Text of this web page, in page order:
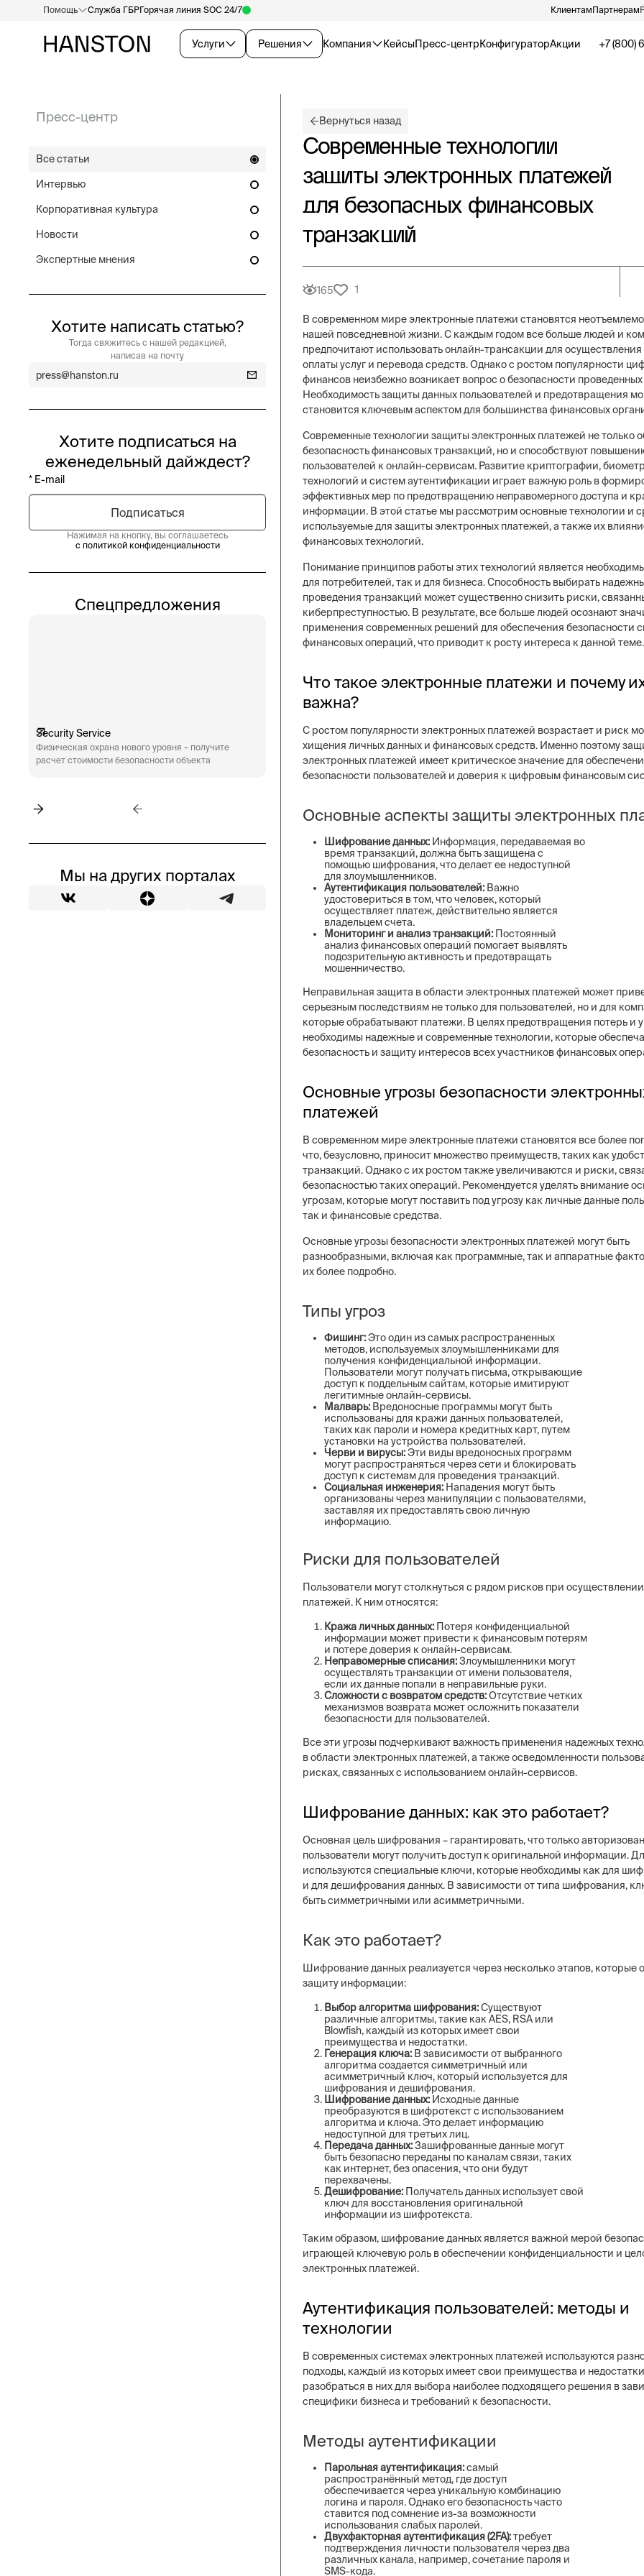
Услуги Решения Компания КейсыПресс-центрКонфигураторАкции
Помощь Служба ГБРГорячая линия SOC 24/7 КлиентамПартнерам
+7 (800)
Пресс-центр
Все статьи
Интервью
Корпоративная культура
Новости
Экспертные мнения
Хотите написать статью?
Тогда свяжитесь с нашей редакцией,
написав на почту
press@hanston.ru
Хотите подписаться на
еженедельный дайждест?
Нажимая на кнопку, вы соглашаетесь
с политикой конфиденциальности
Спецпредложения
Security Service
Физическая охрана нового уровня – получите
расчет стоимости безопасности объекта
Engineering
Технические системы безопасности бизнеса –
аудит систем, видеонаблюдение, СКУД,
пожарная сигнализация
Постовая охрана
Физическая охрана объектов
типов постов, 3 категории
конфигуратор расчета
Мы на других порталах
Вернуться назад
Современные технологии
защиты электронных платежей
для безопасных финансовых
транзакций
165 1
В современном мире электронные платежи становятся
нашей повседневной жизни. С каждым годом все больше людей и
предпочитают использовать онлайн-трансакции для осуществления
оплаты услуг и перевода средств. Однако с ростом популярности
финансов неизбежно возникает вопрос о безопасности
Необходимость защиты данных пользователей и предотвращения
становится ключевым аспектом для большинства финансовых
Современные технологии защиты электронных платежей не только
безопасность финансовых транзакций, но и способствуют
пользователей к онлайн-сервисам. Развитие криптографии,
технологий и систем аутентификации играет важную роль в
эффективных мер по предотвращению неправомерного доступа и
информации. В этой статье мы рассмотрим основные технологии и
используемые для защиты электронных платежей, а также их
финансовых технологий.
Понимание принципов работы этих технологий является
для потребителей, так и для бизнеса. Способность выбирать
проведения транзакций может существенно снизить риски,
киберпреступностью. В результате, все больше людей осознают
применения современных решений для обеспечения безопасности
финансовых операций, что приводит к росту интереса к данной теме.
Что такое электронные платежи и почему
важна?
С ростом популярности электронных платежей возрастает и риск
хищения личных данных и финансовых средств. Именно поэтому
электронных платежей имеет критическое значение для
безопасности пользователей и доверия к цифровым финансовым
Основные аспекты защиты электронных
Шифрование данных: Информация, передаваемая во
время транзакций, должна быть защищена с
помощью шифрования, что делает ее недоступной
для злоумышленников.
Аутентификация пользователей: Важно
удостовериться в том, что человек, который
осуществляет платеж, действительно является
владельцем счета.
Мониторинг и анализ транзакций: Постоянный
анализ финансовых операций помогает выявлять
подозрительную активность и предотвращать
мошенничество.
Неправильная защита в области электронных платежей может
серьезным последствиям не только для пользователей, но и для
которые обрабатывают платежи. В целях предотвращения потерь и
необходимы надежные и современные технологии, которые
безопасность и защиту интересов всех участников финансовых
Основные угрозы безопасности
платежей
В современном мире электронные платежи становятся все более
что, безусловно, приносит множество преимуществ, таких как
транзакций. Однако с их ростом также увеличиваются и риски,
безопасностью таких операций. Рекомендуется уделять внимание
угрозам, которые могут поставить под угрозу как личные данные
так и финансовые средства.
Основные угрозы безопасности электронных платежей могут быть
разнообразными, включая как программные, так и аппаратные
их более подробно.
Типы угроз
Фишинг:Это один из самых распространенных
методов, используемых злоумышленниками для
получения конфиденциальной информации.
Пользователи могут получать письма, открывающие
доступ к поддельным сайтам, которые имитируют
легитимные онлайн-сервисы.
Малварь: Вредоносные программы могут быть
использованы для кражи данных пользователей,
таких как пароли и номера кредитных карт, путем
установки на устройства пользователей.
Черви и вирусы:Эти виды вредоносных программ
могут распространяться через сети и блокировать
доступ к системам для проведения транзакций.
Социальная инженерия: Нападения могут быть
организованы через манипуляции с пользователями,
заставляя их предоставлять свою личную
информацию.
Риски для пользователей
Пользователи могут столкнуться с рядом рисков при
платежей. К ним относятся:
Кража личных данных: Потеря конфиденциальной
информации может привести к финансовым потерям
и потере доверия к онлайн-сервисам.
Неправомерные списания:Злоумышленники могут
осуществлять транзакции от имени пользователя,
если их данные попали в неправильные руки.
Сложности с возвратом средств:Отсутствие четких
механизмов возврата может осложнить показатели
безопасности для пользователей.
Все эти угрозы подчеркивают важность применения надежных
в области электронных платежей, а также осведомленности
рисках, связанных с использованием онлайн-сервисов.
Шифрование данных: как это работает?
Основная цель шифрования – гарантировать, что только
пользователи могут получить доступ к оригинальной информации.
используются специальные ключи, которые необходимы как для
и для дешифрования данных. В зависимости от типа шифрования,
быть симметричными или асимметричными.
Как это работает?
Шифрование данных реализуется через несколько этапов, которые
защиту информации:
Выбор алгоритма шифрования:Существуют
различные алгоритмы, такие как AES, RSA или
Blowfish, каждый из которых имеет свои
преимущества и недостатки.
Генерация ключа: В зависимости от выбранного
алгоритма создается симметричный или
асимметричный ключ, который используется для
шифрования и дешифрования.
Шифрование данных: Исходные данные
преобразуются в шифротекст с использованием
алгоритма и ключа. Это делает информацию
недоступной для третьих лиц.
Передача данных:Зашифрованные данные могут
быть безопасно переданы по каналам связи, таких
как интернет, без опасения, что они будут
перехвачены.
Дешифрование: Получатель данных использует свой
ключ для восстановления оригинальной
информации из шифротекста.
Таким образом, шифрование данных является важной мерой
играющей ключевую роль в обеспечении конфиденциальности и
электронных платежей.
Аутентификация пользователей: методы и
технологии
В современных системах электронных платежей используются
подходы, каждый из которых имеет свои преимущества и
разобраться в них для выбора наиболее подходящего решения в
специфики бизнеса и требований к безопасности.
Методы аутентификации
Парольная аутентификация:самый
распространённый метод, где доступ
обеспечивается через уникальную комбинацию
логина и пароля. Однако его безопасность часто
ставится под сомнение из-за возможности
использования слабых паролей.
Двухфакторная аутентификация (2FA):требует
подтверждения личности пользователя через два
различных канала, например, сочетание пароля и
SMS-кода.